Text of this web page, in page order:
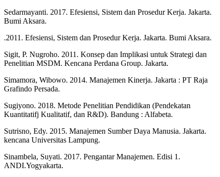
Sedarmayanti. 2017. Efesiensi, Sistem dan Prosedur Kerja. Jakarta.
Bumi Aksara.
.2011. Efesiensi, Sistem dan Prosedur Kerja. Jakarta. Bumi Aksara.
Sigit, P. Nugroho. 2011. Konsep dan Implikasi untuk Strategi dan
Penelitian MSDM. Kencana Perdana Group. Jakarta.
Simamora, Wibowo. 2014. Manajemen Kinerja. Jakarta : PT Raja
Grafindo Persada.
Sugiyono. 2018. Metode Penelitian Pendidikan (Pendekatan
Kuantitatifj Kualitatif, dan R&D). Bandung : Alfabeta.
Sutrisno, Edy. 2015. Manajemen Sumber Daya Manusia. Jakarta.
kencana Universitas Lampung.
Sinambela, Suyati. 2017. Pengantar Manajemen. Edisi 1.
ANDI.Yogyakarta.